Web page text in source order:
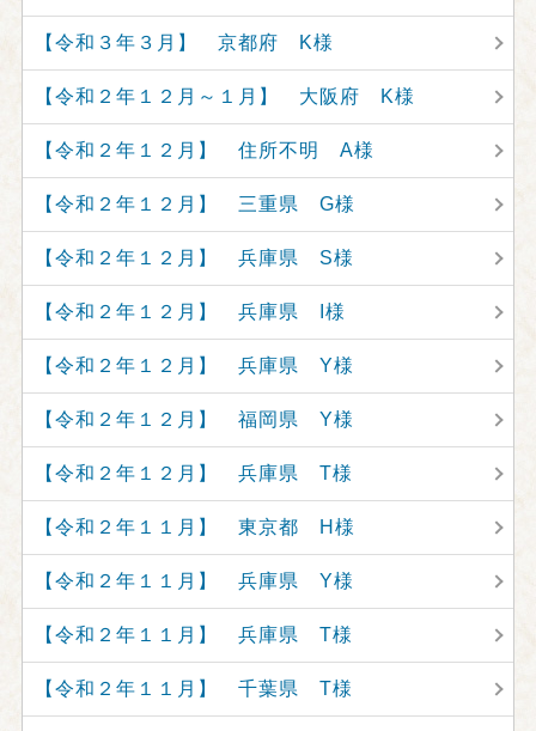
【令和３年３月】 京都府 K様
【令和２年１２月～１月】 大阪府 K様
【令和２年１２月】 住所不明 A様
【令和２年１２月】 三重県 G様
【令和２年１２月】 兵庫県 S様
【令和２年１２月】 兵庫県 I様
【令和２年１２月】 兵庫県 Y様
【令和２年１２月】 福岡県 Y様
【令和２年１２月】 兵庫県 T様
【令和２年１１月】 東京都 H様
【令和２年１１月】 兵庫県 Y様
【令和２年１１月】 兵庫県 T様
【令和２年１１月】 千葉県 T様